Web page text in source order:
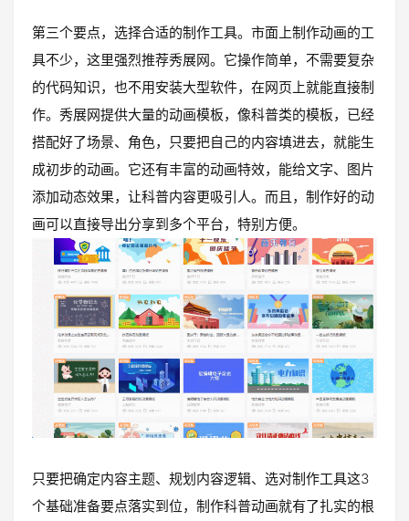
第三个要点，选择合适的制作工具。市面上制作动画的工
具不少，这里强烈推荐秀展网。它操作简单，不需要复杂
的代码知识，也不用安装大型软件，在网页上就能直接制
作。秀展网提供大量的动画模板，像科普类的模板，已经
搭配好了场景、角色，只要把自己的内容填进去，就能生
成初步的动画。它还有丰富的动画特效，能给文字、图片
添加动态效果，让科普内容更吸引人。而且，制作好的动
画可以直接导出分享到多个平台，特别方便。
只要把确定内容主题、规划内容逻辑、选对制作工具这3
个基础准备要点落实到位，制作科普动画就有了扎实的根